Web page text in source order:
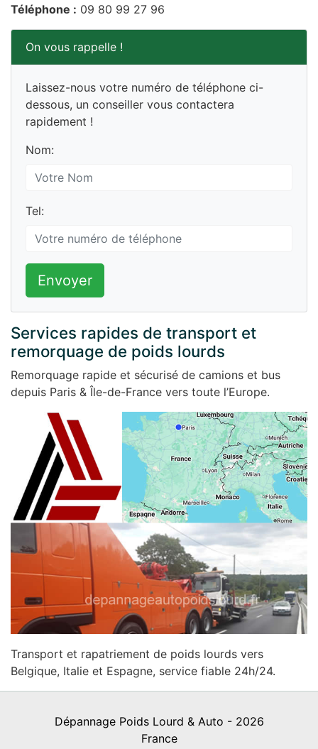
Téléphone : 09 80 99 27 96
On vous rappelle !
Laissez-nous votre numéro de téléphone ci-
dessous, un conseiller vous contactera
rapidement !
Nom:
Tel:
Envoyer
Services rapides de transport et
remorquage de poids lourds
Remorquage rapide et sécurisé de camions et bus
depuis Paris & Île-de-France vers toute l’Europe.
Transport et rapatriement de poids lourds vers
Belgique, Italie et Espagne, service fiable 24h/24.
Dépannage Poids Lourd & Auto - 2026
France